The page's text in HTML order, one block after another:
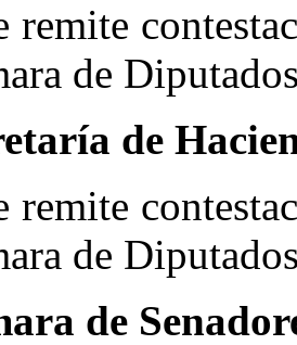
remite
de
de
remite
de
de